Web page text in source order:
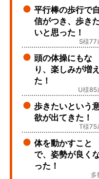
平行棒の歩行で自
信がつき、歩き
いと思った！
S様77
頭の体操にもな
り、楽しみが増え
た！
U様85
歩きたいという
欲が出てきた！
T様75
体を動かすこと
で、姿勢が良く
った！
多